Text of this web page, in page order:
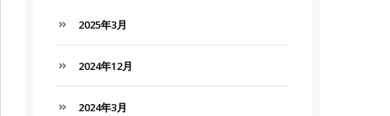
2025年3月
2024年12月
2024年3月